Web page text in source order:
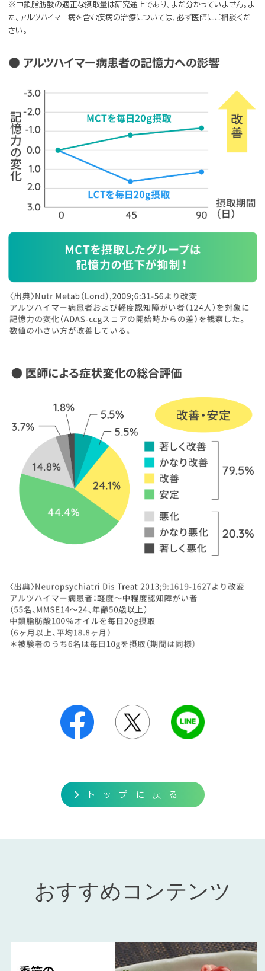
MCTが記憶力低下を抑制する研究報告も
度認知障がい者のうち、MCTを摂取したグループでは血中のケトン体
が増え、記憶力の低下が抑制されていたのです。
この結果から、ブドウ糖が使えずエネルギー不足に陥り休眠していた
が、MCTが生み出すケトン体をエネルギー源として、再び機能し始め
性があるとして、脳機能の維持のために必要なMCTの量や摂取方法な
さらなる研究が進められています。
率11%程度であり、健康オイルにより摂取できる中鎖脂肪酸の量と、
※中鎖脂肪酸の適正な摂取量は研究途上であり、まだ分かっていませ
た、アルツハイマー病を含む疾病の治療については、必ず医師にご相談
さい。
おすすめコンテンツ